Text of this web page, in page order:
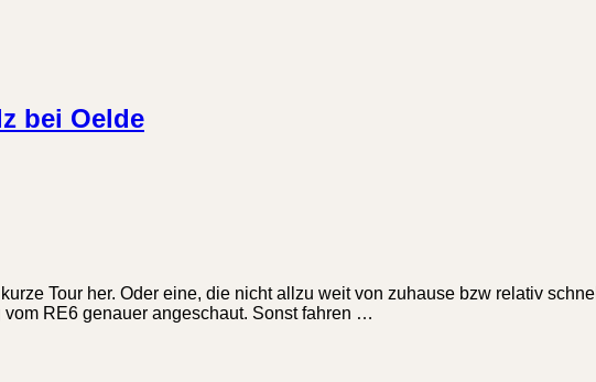
bei Oelde
Tour her. Oder eine, die nicht allzu weit von zuhause bzw relativ schnell
RE6 genauer angeschaut. Sonst fahren …